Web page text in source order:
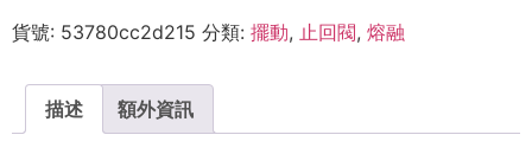
貨號: 53780cc2d215 分類: 擺動, 止回閥, 熔融
描述 額外資訊